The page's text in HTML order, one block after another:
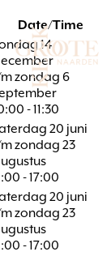
Ga
naar
de
inhoud
Date/Time
14
zondag 6
- 11:30
20 juni
zondag 23
- 17:00
20 juni
zondag 23
- 17:00